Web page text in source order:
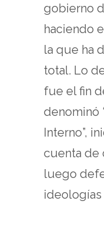
gobierno
haciendo
la que ha
total. Lo
fue el fin
denominó
Interno”,
cuenta de
luego
ideologías